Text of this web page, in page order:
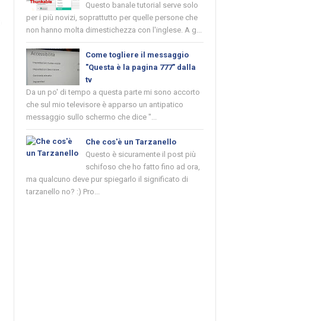
Questo banale tutorial serve solo
per i più novizi, soprattutto per quelle persone che
non hanno molta dimestichezza con l'inglese. A g...
Come togliere il messaggio
"Questa è la pagina 777" dalla
tv
Da un po' di tempo a questa parte mi sono accorto
che sul mio televisore è apparso un antipatico
messaggio sullo schermo che dice "...
Che cos'è un Tarzanello
Questo è sicuramente il post più
schifoso che ho fatto fino ad ora,
ma qualcuno deve pur spiegarlo il significato di
tarzanello no? :) Pro...